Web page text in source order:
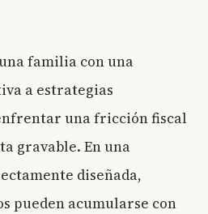
familia con una
a estrategias
una fricción fiscal
gravable. En una
diseñada,
pueden acumularse con